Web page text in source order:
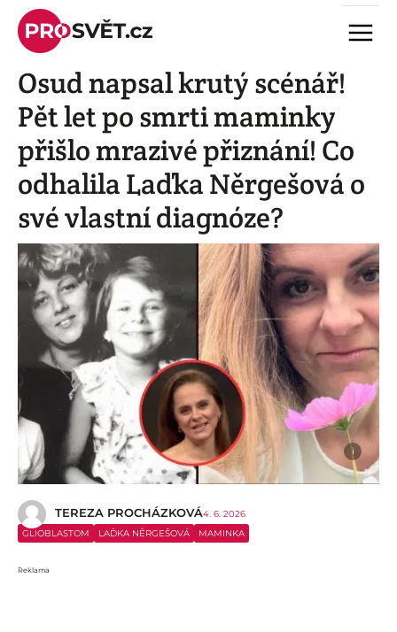
Skip
content
Menu
Osud napsal krutý scénář!
Pět let po smrti maminky
přišlo mrazivé přiznání! Co
odhalila Laďka Něrgešová o
své vlastní diagnóze?
i
TEREZA PROCHÁZKOVÁ4. 6. 2026
GLIOBLASTOM
LAĎKA NĚRGEŠOVÁ MAMINKA
Reklama